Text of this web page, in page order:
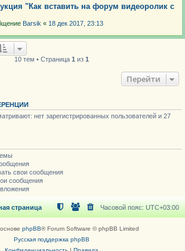
"Как вставить на форум видеоролик с
Barsik « 18 дек 2017, 23:13
10 тем • Страница 1 из 1
Перейти
нет зарегистрированных пользователей и 27
свои сообщения
сообщения
страница Часовой пояс: UTC+03:00
phpBB® Forum Software © phpBB Limited
Русская поддержка phpBB